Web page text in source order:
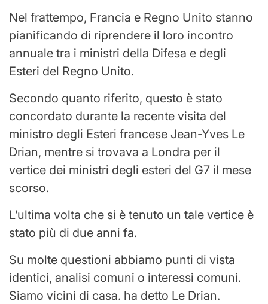
Nel frattempo, Francia e Regno Unito stanno
pianificando di riprendere il loro incontro
annuale tra i ministri della Difesa e degli
Esteri del Regno Unito.
Secondo quanto riferito, questo è stato
concordato durante la recente visita del
ministro degli Esteri francese Jean-Yves Le
Drian, mentre si trovava a Londra per il
vertice dei ministri degli esteri del G7 il mese
scorso.
L’ultima volta che si è tenuto un tale vertice è
stato più di due anni fa.
Su molte questioni abbiamo punti di vista
identici, analisi comuni o interessi comuni.
Siamo vicini di casa. ha detto Le Drian.